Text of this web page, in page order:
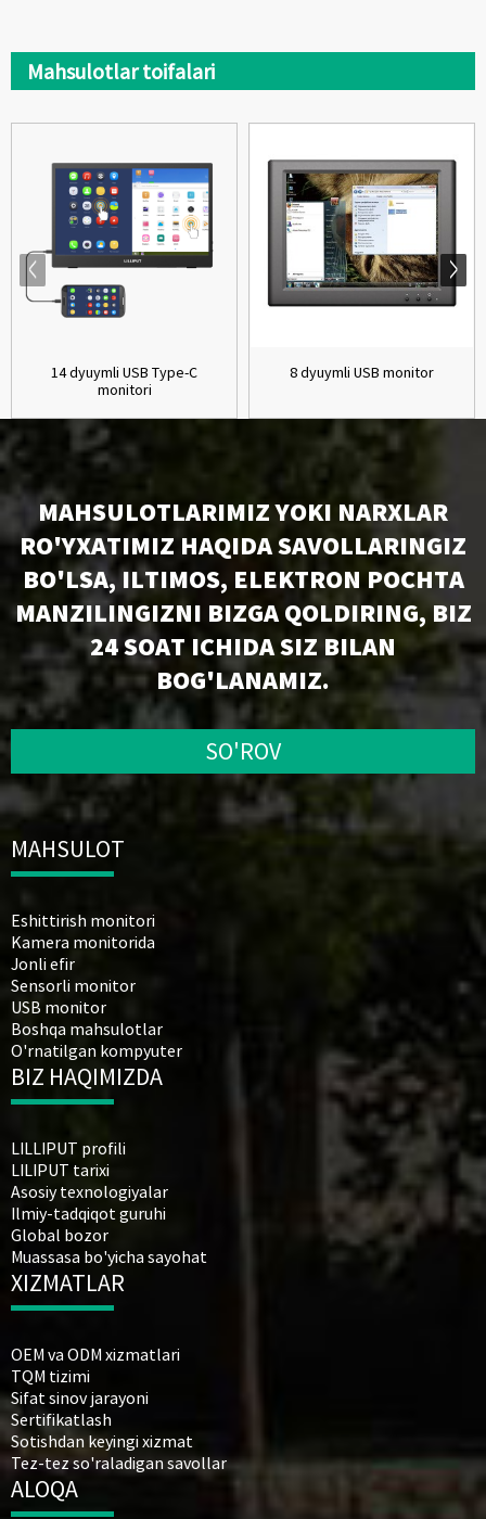
Mahsulotlar toifalari
14 dyuymli USB Type-C
monitori
8 dyuymli USB monitor
MAHSULOTLARIMIZ YOKI NARXLAR
RO'YXATIMIZ HAQIDA SAVOLLARINGIZ
BO'LSA, ILTIMOS, ELEKTRON POCHTA
MANZILINGIZNI BIZGA QOLDIRING, BIZ
24 SOAT ICHIDA SIZ BILAN
BOG'LANAMIZ.
SO'ROV
MAHSULOT
Eshittirish monitori
Kamera monitorida
Jonli efir
Sensorli monitor
USB monitor
Boshqa mahsulotlar
O'rnatilgan kompyuter
BIZ HAQIMIZDA
LILLIPUT profili
LILIPUT tarixi
Asosiy texnologiyalar
Ilmiy-tadqiqot guruhi
Global bozor
Muassasa bo'yicha sayohat
XIZMATLAR
OEM va ODM xizmatlari
TQM tizimi
Sifat sinov jarayoni
Sertifikatlash
Sotishdan keyingi xizmat
Tez-tez so'raladigan savollar
ALOQA